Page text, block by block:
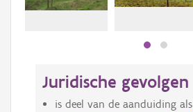
Juridische gevolgen
is deel van de aanduiding als